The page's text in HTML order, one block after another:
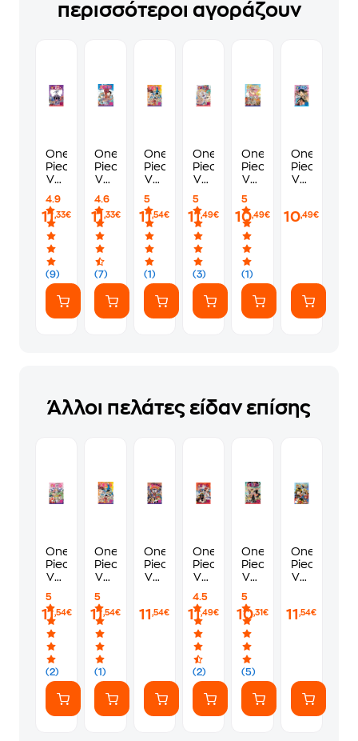
περισσότεροι αγοράζουν
One
Piece,
Vol.
4.9
(9)
11,33€
One
Piece,
Vol.
4.6
(7)
11 ,33€
One
Piece,
Vol.
5
(1)
11,54€
One
Piece,
Vol.
5
(3)
11,49€
One
Piece,
Vol.
5
(1)
10,49€
One
Piece,
Vol.
10,49€
Άλλοι πελάτες είδαν επίσης
One
Piece,
Vol.
5
(2)
11,54€
One
Piece,
Vol.
5
(1)
11,54€
One
Piece,
Vol.
11,54€
One
Piece,
Vol.
4.5
(2)
11,49€
One
Piece,
Vol.
5
(5)
10,31€
One
Piece,
Vol.
11,54€